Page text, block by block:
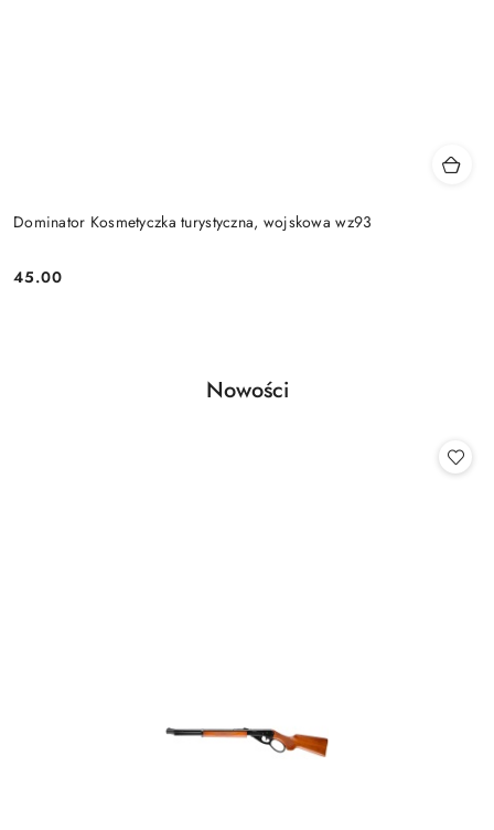
Dominator Kosmetyczka turystyczna, wojskowa wz93
Cena:
45.00
Pomiń karuzelę produktów
Produkty
Nowości